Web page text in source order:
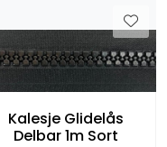
Kalesje Glidelås
Delbar 1m Sort